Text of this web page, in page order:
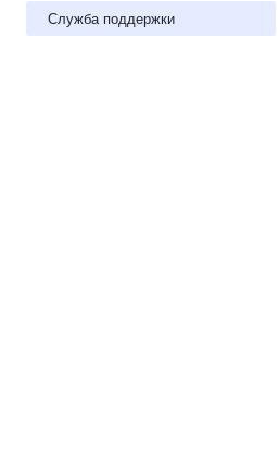
Служба поддержки